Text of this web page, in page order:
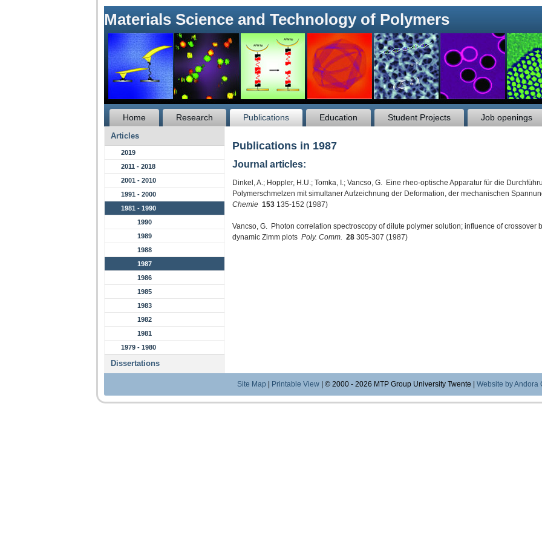
Materials Science and Technology of Polymers
Home Research Publications Education Student Projects Job openings
Articles
2019
2011 - 2018
2001 - 2010
1991 - 2000
1981 - 1990
1990
1989
1988
1987
1986
1985
1983
1982
1981
1979 - 1980
Dissertations
Publications in 1987
Journal articles:
Dinkel, A.; Hoppler, H.U.; Tomka, I.; Vancso, G. Eine rheo-optische Apparatur für die
Polymerschmelzen mit simultaner Aufzeichnung der Deformation, der mechanischen
Chemie 153 135-152 (1987)
Vancso, G. Photon correlation spectroscopy of dilute polymer solution; influence of crossover
dynamic Zimm plots Poly. Comm. 28 305-307 (1987)
Site Map Printable View | © 2000 - 2026 MTP Group University Twente | Website by Andora